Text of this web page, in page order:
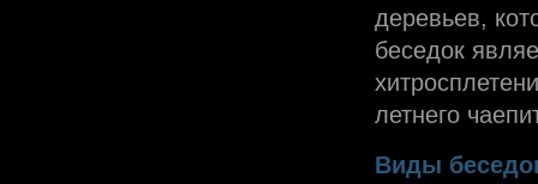
деревьев,
беседок
летнего
Виды